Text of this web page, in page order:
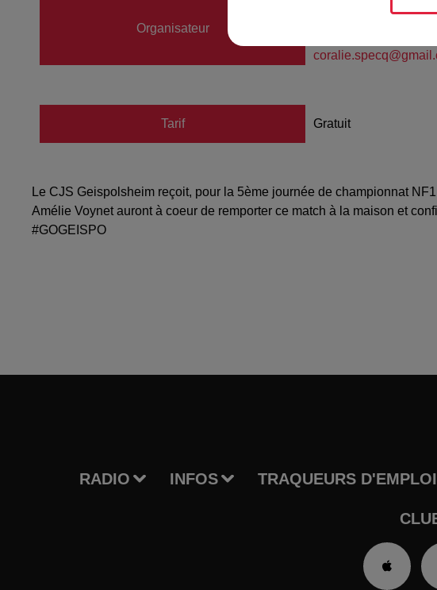
Organisateur
Tarif Gratuit
Le CJS Geispolsheim reçoit, pour la 5ème journée de championnat
Amélie Voynet auront à coeur de remporter ce match à la maison et
#GOGEISPO
RADIO INFOS TRAQUEURS D'EMPLOI